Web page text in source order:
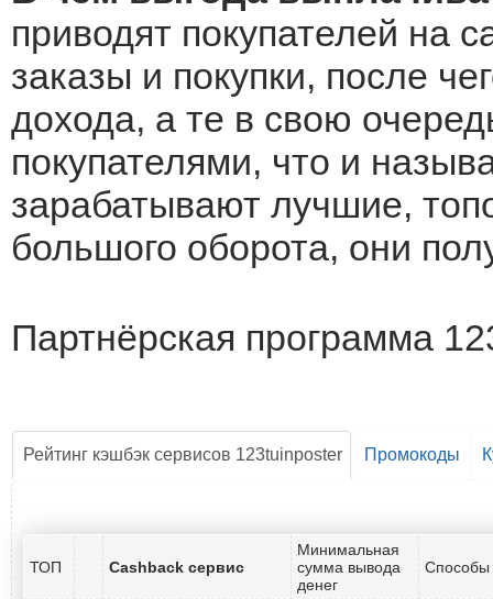
приводят покупателей на
заказы и покупки, после
дохода, а те в свою
покупателями, что и
зарабатывают лучшие,
большого оборота, они
Партнёрская программа
Рейтинг кэшбэк сервисов 123tuinposter Промокоды
ТОП Cashback сервис
Минимальная
сумма вывода
денег
Способы